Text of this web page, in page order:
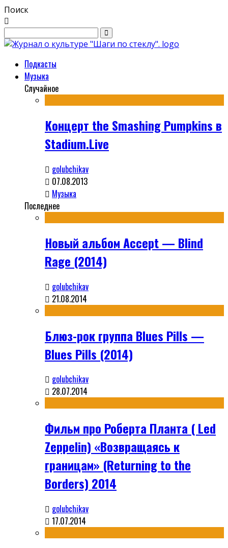
Поиск
Подкасты
Музыка
Случайное
Концерт the Smashing Pumpkins в
Stadium.Live
golubchikav
07.08.2013
Музыка
Последнее
Новый альбом Accept — Blind
Rage (2014)
golubchikav
21.08.2014
Блюз-рок группа Blues Pills —
Blues Pills (2014)
golubchikav
28.07.2014
Фильм про Роберта Планта ( Led
Zeppelin) «Возвращаясь к
границам» (Returning to the
Borders) 2014
golubchikav
17.07.2014